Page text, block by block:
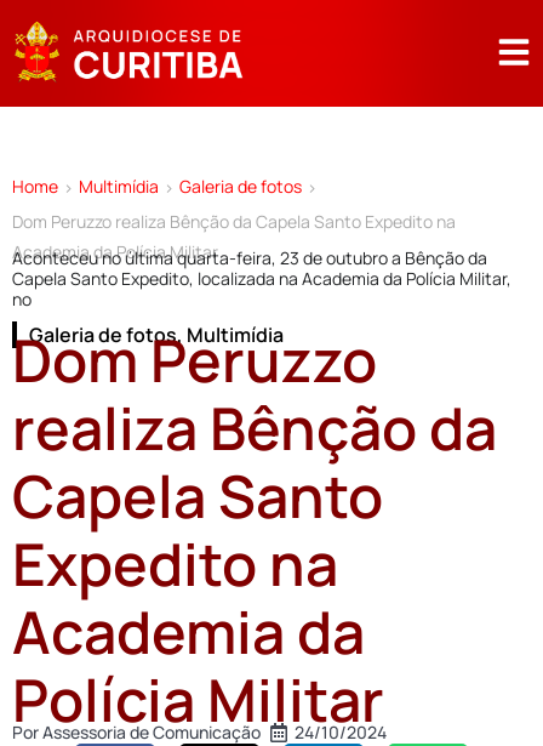
Home > Multimídia > Galeria de fotos >
Dom Peruzzo realiza Bênção da Capela Santo Expedito na
Academia da Polícia Militar
Aconteceu no última quarta-feira, 23 de outubro a Bênção da
Capela Santo Expedito, localizada na Academia da Polícia Militar,
no
Galeria de fotos, Multimídia
Dom Peruzzo
realiza Bênção da
Capela Santo
Expedito na
Academia da
Polícia Militar
PorAssessoria de Comunicação 24/10/2024